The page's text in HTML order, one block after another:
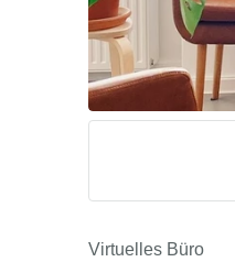
Virtuelles Büro